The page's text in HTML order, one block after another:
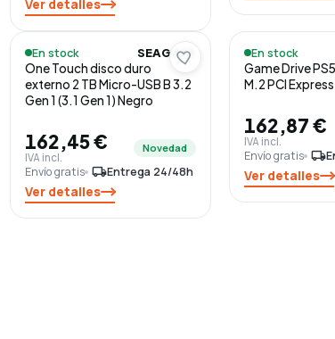
Ver detalles
En stock SEAGATE
One Touch disco duro
externo 2 TB Micro-USB B 3.2
Gen 1 (3.1 Gen 1) Negro
162,45 €
IVA incl.
Novedad
Envío gratis local_shippingEntrega 24/48h
Ver detalles
En stock
Game Drive
M.2 PCI
162,87 €
IVA incl.
Envío gratis local_shipping
Ver detalles